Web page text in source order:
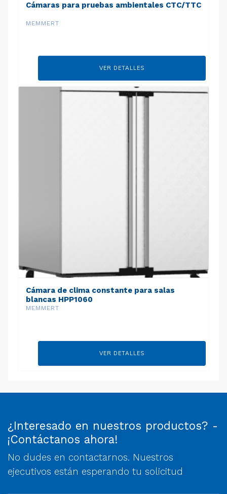
Cámaras para pruebas ambientales CTC/TTC
MEMMERT
VER DETALLES
Cámara de clima constante para salas
blancas HPP1060
MEMMERT
VER DETALLES
¿Interesado en nuestros productos? -
¡Contáctanos ahora!
No dudes en contactarnos. Nuestros
ejecutivos están esperando tu solicitud